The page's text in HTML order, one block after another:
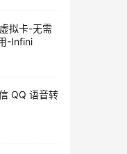
拟卡-无需
-Infini
QQ 语音转